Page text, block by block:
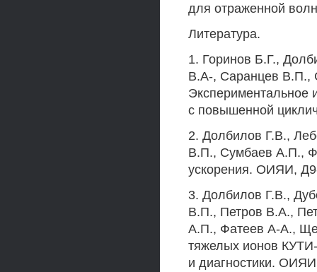
для отраженной
Литература.
1. Горинов Б.Г.,
В.А-, Саранцев В.П.,
Экспериментальное
с повышенной
2. Долбилов Г.В.,
В.П., Сумбаев А.П.,
ускорения. ОИЯИ,
3. Долбилов Г.В.,
В.П., Петров В.А.,
А.П., Фатеев А-А.,
тяжелых ионов
и диагностики.